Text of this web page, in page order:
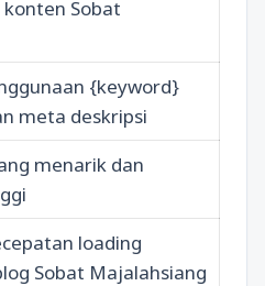
Sobat
{keyword}
meta deskripsi
menarik dan
loading
Sobat Majalahsiang